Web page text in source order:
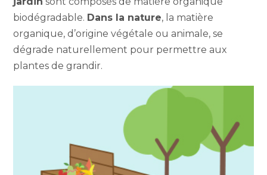
biodégradable. Dans la nature, la matière
organique, d’origine végétale ou animale, se
dégrade naturellement pour permettre aux
plantes de grandir.